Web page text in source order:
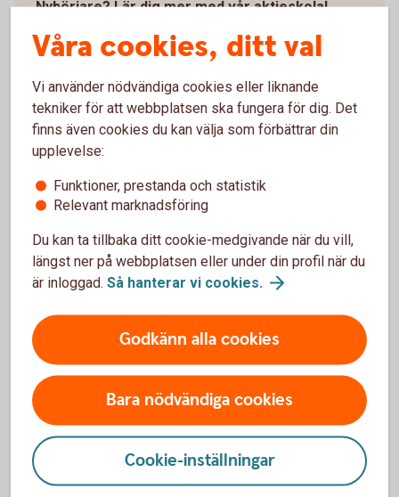
Nybörjare? Lär dig mer med vår aktieskola!
Vad är aktier?
Hur fungerar aktier?
Hur kan du öka chansen att tjäna pengar på
aktier?
Med vår aktieskola blir det både roligare och enklare
att handla.
Swedbanksaktieskola
Aktiehandel – våra 5 bästa tips
Förstå vad du köper
Läs på om företaget du ska köpa aktier i
innan du bestämmer dig.
Följ företagen du har aktier i
Våra cookies, ditt val
Vi använder nödvändiga cookies eller liknande
tekniker för att webbplatsen ska fungera för dig. Det
finns även cookies du kan välja som förbättrar din
upplevelse:
Funktioner, prestanda och statistik
Relevant marknadsföring
Du kan ta tillbaka ditt cookie-medgivande när du vill,
längst ner på webbplatsen eller under din profil när du
är inloggad. Så hanterar vi cookies.
Godkänn alla cookies
Bara nödvändiga cookies
Cookie-inställningar